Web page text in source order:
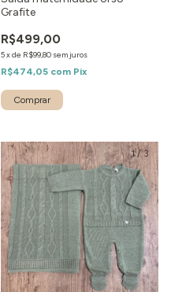
Grafite
R$499,00
5xde R$99,80 sem juros
R$474,05 com Pix
Comprar
1/3